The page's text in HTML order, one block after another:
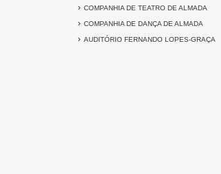
› COMPANHIA DE TEATRO DE ALMADA
› COMPANHIA DE DANÇA DE ALMADA
› AUDITÓRIO FERNANDO LOPES-GRAÇA